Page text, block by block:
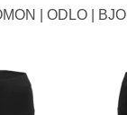
| ODLO |